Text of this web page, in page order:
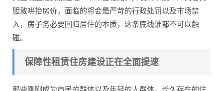
胆敢哄抬房价，面临的将会是严苛的行政处罚以及市场禁
入，房子务必要回归居住的本质，这条底线谁都不可以触
碰。
保障性租赁住房建设正在全面提速